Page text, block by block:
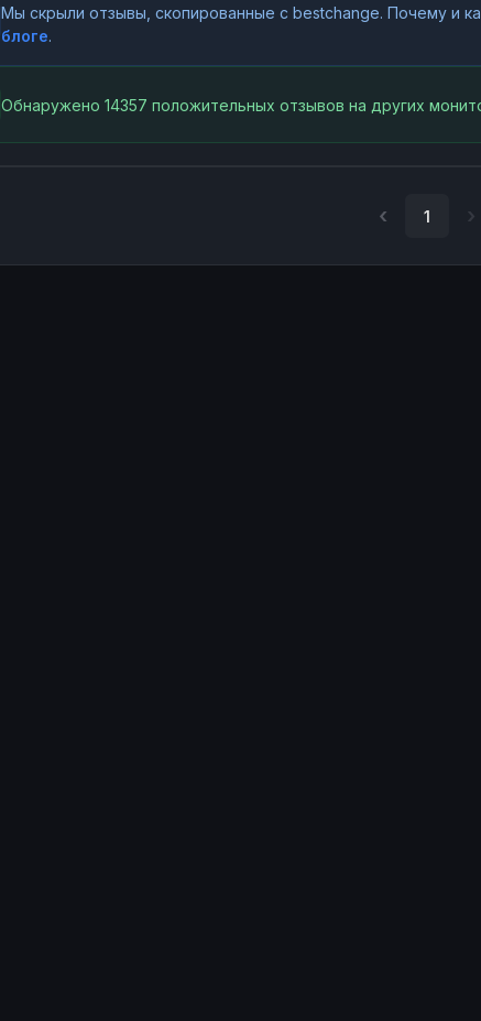
Мы скрыли отзывы, скопированные с bestchange. Почему и
блоге.
Обнаружено 14357 положительных отзывов на других
1